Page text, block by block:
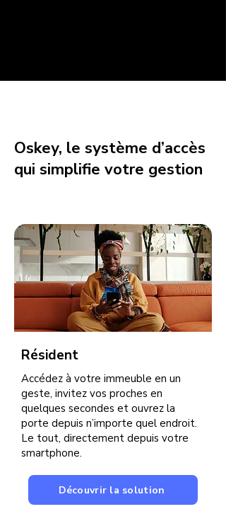
Oskey, le système d’accès
qui simplifie votre gestion
Résident
Accédez à votre immeuble en un
geste, invitez vos proches en
quelques secondes et ouvrez la
porte depuis n’importe quel endroit.
Le tout, directement depuis votre
smartphone.
Découvrir la solution